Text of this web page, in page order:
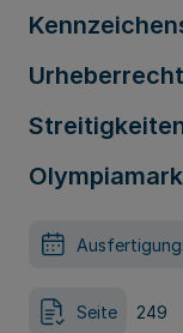
Seite 249